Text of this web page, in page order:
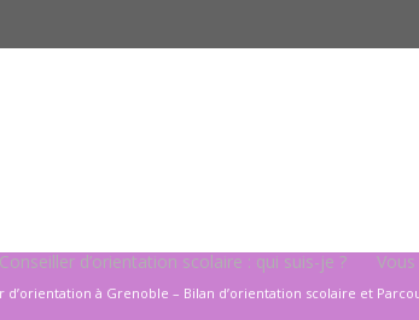
Conseiller d’orientation scolaire : qui suis-je ?
d’orientation à Grenoble – Bilan d’orientation scolaire et